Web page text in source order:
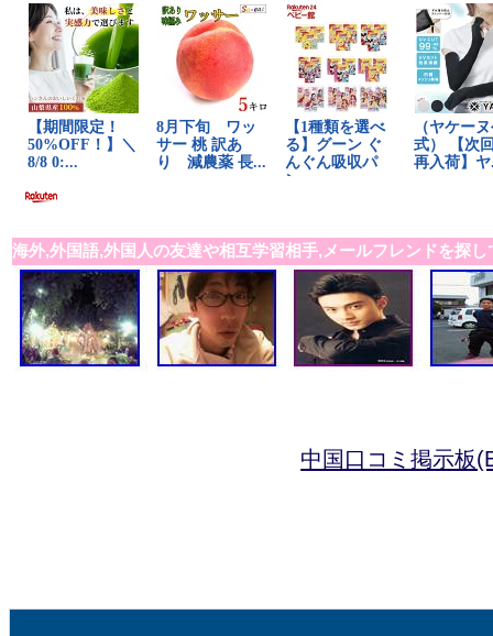
海外,外国語,外国人の友達や相互学習相手,メールフレンドを探し
中国口コミ掲示板